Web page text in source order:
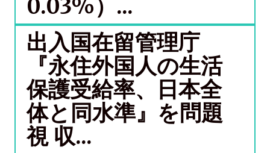
0.03%）...
出入国在留管理庁
『永住外国人の生活
保護受給率、日本全
体と同水準』を問題
視 収...